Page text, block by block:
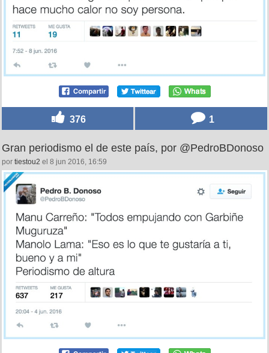
376 1
Gran periodismo el de este país, por @PedroBDonoso
por tiestou2 el 8 jun 2016, 16:59